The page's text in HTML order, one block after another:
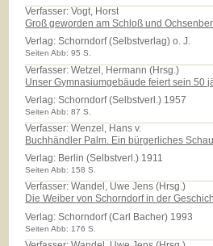
Verfasser: Vogt, Horst
Groß geworden am Schloß und
Verlag:Schorndorf (Selbstverlag) o. J.
Seiten Abb: 95 S.
Verfasser: Wetzel, Hermann (Hrsg.)
Unser Gymnasiumgebäude feiert sein 50
Verlag:Schorndorf (Selbstverl.) 1957
Seiten Abb: 87 S.
Verfasser: Wenzel, Hans v.
Buchhändler Palm. Ein bürgerliches
Verlag: Berlin (Selbstverl.) 1911
Seiten Abb: 158 S.
Verfasser: Wandel, Uwe Jens (Hrsg.)
Die Weiber von Schorndorf in der
Verlag:Schorndorf (Carl Bacher) 1993
Seiten Abb: 176 S.